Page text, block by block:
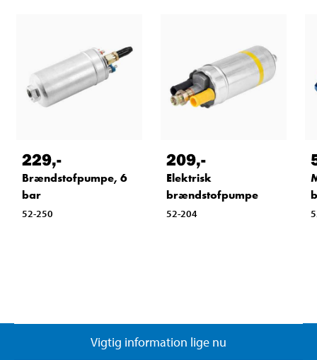
229,-
Brændstofpumpe, 6
bar
52-250
209,-
Elektrisk
brændstofpumpe
52-204
Vigtig information lige nu